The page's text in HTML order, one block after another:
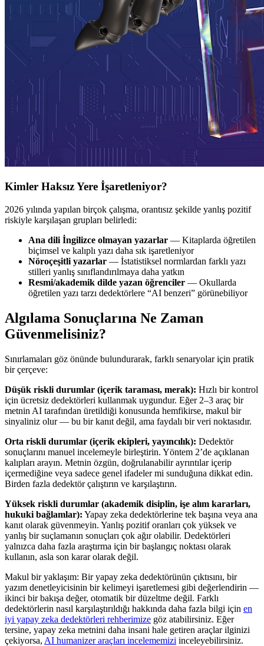
Kimler Haksız Yere İşaretleniyor?
2026 yılında yapılan birçok çalışma, orantısız şekilde yanlış pozitif
riskiyle karşılaşan grupları belirledi:
Ana dili İngilizce olmayan yazarlar — Kitaplarda öğretilen
biçimsel ve kalıplı yazı daha sık işaretleniyor
Nöroçeşitli yazarlar — İstatistiksel normlardan farklı yazı
stilleri yanlış sınıflandırılmaya daha yatkın
Resmi/akademik dilde yazan öğrenciler — Okullarda
öğretilen yazı tarzı dedektörlere “AI benzeri” görünebiliyor
Algılama Sonuçlarına Ne Zaman
Güvenmelisiniz?
Sınırlamaları göz önünde bulundurarak, farklı senaryolar için pratik
bir çerçeve:
Düşük riskli durumlar (içerik taraması, merak): Hızlı bir kontrol
için ücretsiz dedektörleri kullanmak uygundur. Eğer 2–3 araç bir
metnin AI tarafından üretildiği konusunda hemfikirse, makul bir
sinyaliniz olur — bu bir kanıt değil, ama faydalı bir veri noktasıdır.
Orta riskli durumlar (içerik ekipleri, yayıncılık): Dedektör
sonuçlarını manuel incelemeyle birleştirin. Yöntem 2’de açıklanan
kalıpları arayın. Metnin özgün, doğrulanabilir ayrıntılar içerip
içermediğine veya sadece genel ifadeler mi sunduğuna dikkat edin.
Birden fazla dedektör çalıştırın ve karşılaştırın.
Yüksek riskli durumlar (akademik disiplin, işe alım kararları,
hukuki bağlamlar): Yapay zeka dedektörlerine tek başına veya ana
kanıt olarak güvenmeyin. Yanlış pozitif oranları çok yüksek ve
yanlış bir suçlamanın sonuçları çok ağır olabilir. Dedektörleri
yalnızca daha fazla araştırma için bir başlangıç noktası olarak
kullanın, asla son karar olarak değil.
Makul bir yaklaşım: Bir yapay zeka dedektörünün çıktısını, bir
yazım denetleyicisinin bir kelimeyi işaretlemesi gibi değerlendirin —
ikinci bir bakışa değer, otomatik bir düzeltme değil. Farklı
dedektörlerin nasıl karşılaştırıldığı hakkında daha fazla bilgi için en
iyi yapay zeka dedektörleri rehberimize göz atabilirsiniz. Eğer
tersine, yapay zeka metnini daha insani hale getiren araçlar ilginizi
çekiyorsa, AI humanizer araçları incelememizi inceleyebilirsiniz.